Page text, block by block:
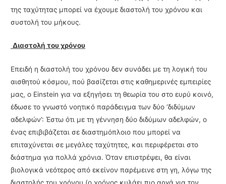
της ταχύτητας μπο­ρεί να έχουμε διαστολή του χρόνου και
συστολή του μήκους.
Διαστολή του χρόνου
Επειδή η διαστολή του χρόνου δεν συνάδει με τη λογική του
αισθητού κόσμου, πού βασίζεται στις καθημερινές εμπειρίες
μας, ο Einstein για να εξηγήσει τη θεωρία του στο ευρύ κοινό,
έδωσε το γνωστό νοητικό παράδειγμα των δύο ‘διδύμων
αδελφών’: Έστω ότι με τη γέννηση δύο διδύμων αδελφών, ο
ένας επιβιβάζεται σε διαστημόπλοιο που μπορεί να
επιταχύνεται σε μεγάλες ταχύτητες, και περιφέρεται στο
διάστημα για πολλά χρόνια. Όταν επιστρέψει, θα είναι
βιολογικά νεότερος από εκείνον παρέμεινε στη γη, λόγω της